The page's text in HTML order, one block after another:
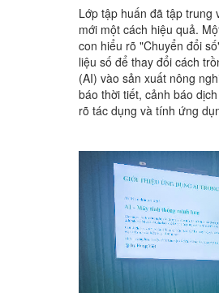
Lớp tập huấn đã tập trung
mới một cách hiệu quả.
con hiểu rõ "Chuyển đổi
liệu số để thay đổi cách
(AI) vào sản xuất nông
báo thời tiết, cảnh báo
rõ tác dụng và tính ứng